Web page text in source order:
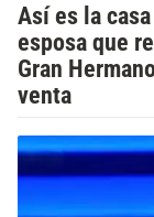
Así es la
esposa que
Gran
venta